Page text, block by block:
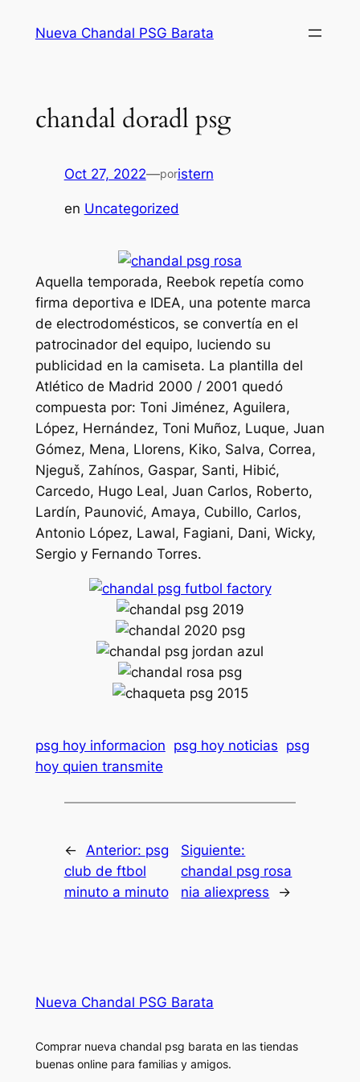
Nueva Chandal PSG Barata
chandal doradl psg
Oct 27, 2022—poristern
en Uncategorized
Aquella temporada, Reebok repetía como
firma deportiva e IDEA, una potente marca
de electrodomésticos, se convertía en el
patrocinador del equipo, luciendo su
publicidad en la camiseta. La plantilla del
Atlético de Madrid 2000 / 2001 quedó
compuesta por: Toni Jiménez, Aguilera,
López, Hernández, Toni Muñoz, Luque, Juan
Gómez, Mena, Llorens, Kiko, Salva, Correa,
Njeguš, Zahínos, Gaspar, Santi, Hibić,
Carcedo, Hugo Leal, Juan Carlos, Roberto,
Lardín, Paunović, Amaya, Cubillo, Carlos,
Antonio López, Lawal, Fagiani, Dani, Wicky,
Sergio y Fernando Torres.
psg hoy informacion psg hoy noticias psg
hoy quien transmite
← Anterior: psg
club de ftbol
minuto a minuto
Siguiente:
chandal psg rosa
nia aliexpress
→
Nueva Chandal PSG Barata
Comprar nueva chandal psg barata en las tiendas
buenas online para familias y amigos.